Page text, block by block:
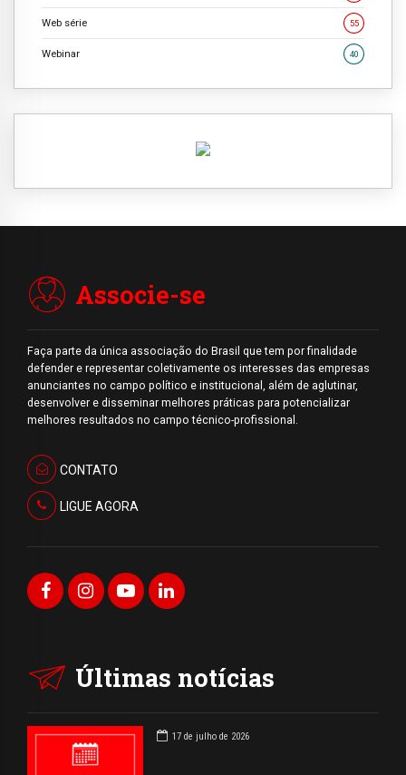
Web série 55
Webinar 40
Associe-se
Faça parte da única associação do Brasil que tem por finalidade
defender e representar coletivamente os interesses das empresas
anunciantes no campo político e institucional, além de aglutinar,
desenvolver e disseminar melhores práticas para potencializar
melhores resultados no campo técnico-profissional.
CONTATO
LIGUE AGORA
Últimas notícias
17 de julho de 2026